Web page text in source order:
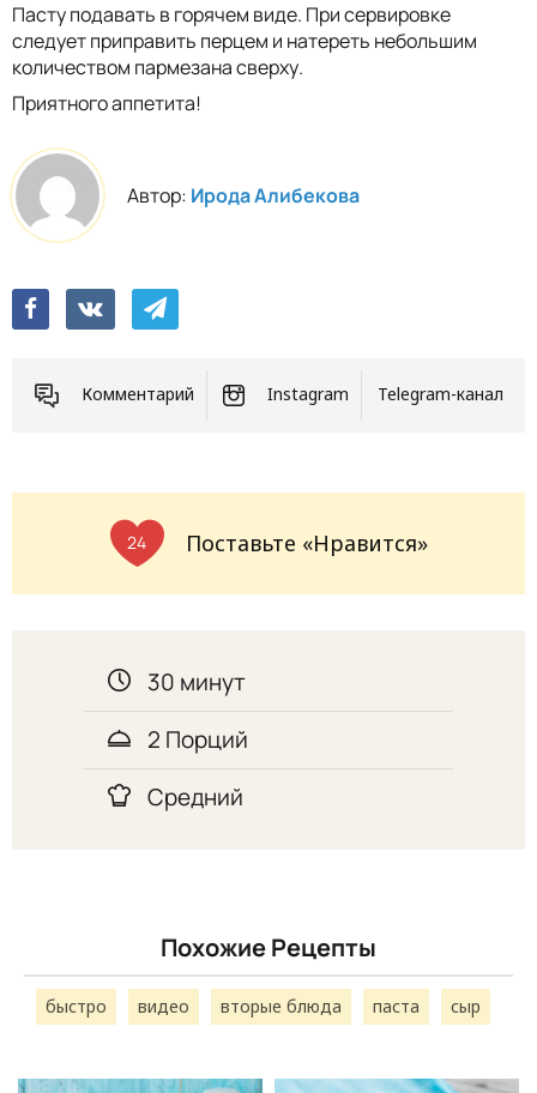
Пасту подавать в горячем виде. При сервировке
следует приправить перцем и натереть небольшим
количеством пармезана сверху.
Приятного аппетита!
Автор: Ирода Алибекова
Комментарий Instagram Telegram-канал
24 Поставьте «Нравится»
30 минут
2 Порций
Средний
Похожие Рецепты
быстро видео вторые блюда паста сыр